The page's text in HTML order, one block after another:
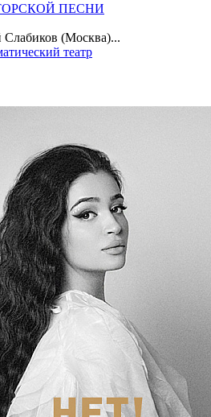
ПЕСНИ
Слабиков (Москва)...
театр